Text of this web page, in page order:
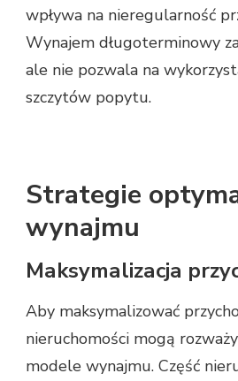
wpływa na nieregularność
Wynajem długoterminowy
ale nie pozwala na
szczytów popytu.
Strategie
wynajmu
Maksymalizacja
Aby maksymalizować
nieruchomości mogą
modele wynajmu. Część